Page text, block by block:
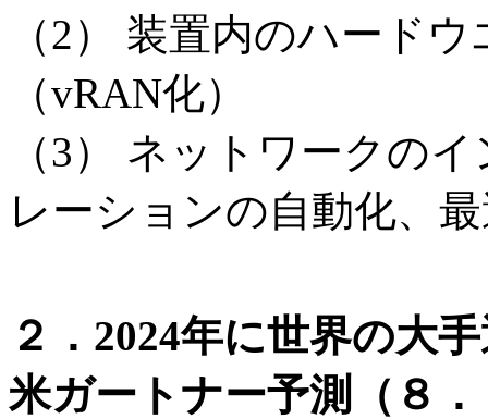
（2） 装置内のハード
（vRAN化）
（3） ネットワークの
レーションの自動化、
２．2024年に世界の大
米ガートナー予測（８